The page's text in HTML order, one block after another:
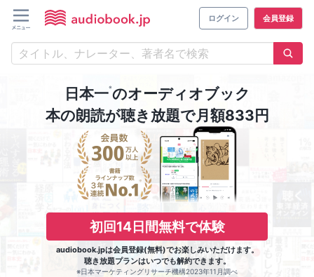
ログイン 会員登録
日本一※のオーディオブック
本の朗読が聴き放題で月額833円
初回14日間無料で体験
audiobook.jpは会員登録(無料)でお楽しみいただけます。
聴き放題プランはいつでも解約できます。
※日本マーケティングリサーチ機構2023年11月調べ